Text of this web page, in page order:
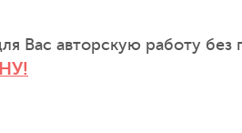
Вас авторскую работу без